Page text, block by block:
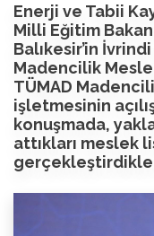
Enerji ve Tabii
Milli Eğitim
Balıkesir’in
Madencilik
TÜMAD
işletmesinin
konuşmada,
attıkları meslek